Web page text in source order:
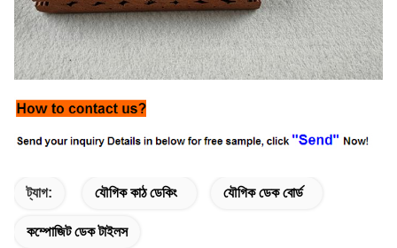
ট্যাগ: যৌগিক কাঠ ডেকিং যৌগিক ডেক বোর্ড
কম্পোজিট ডেক টাইলস